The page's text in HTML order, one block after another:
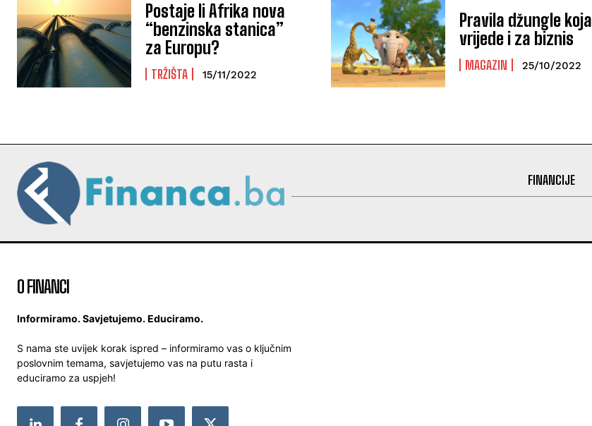
Postaje li Afrika nova
“benzinska stanica”
za Europu?
TRŽIŠTA 15/11/2022
Pravila džungle koja
vrijede i za biznis
MAGAZIN 25/10/2022
FINANCIJE
O FINANCI
Informiramo. Savjetujemo. Educiramo.
S nama ste uvijek korak ispred – informiramo vas o ključnim
poslovnim temama, savjetujemo vas na putu rasta i
educiramo za uspjeh!